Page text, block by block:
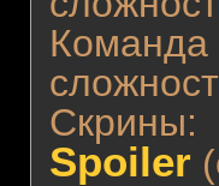
Команда
Скрины:
Spoiler